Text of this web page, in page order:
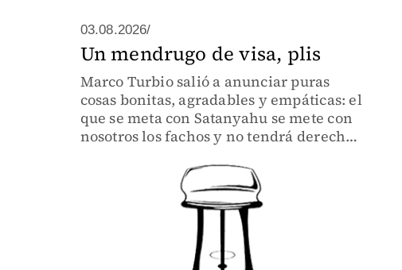
03.08.2026/
Un mendrugo de visa, plis
Marco Turbio salió a anunciar puras
cosas bonitas, agradables y empáticas: el
que se meta con Satanyahu se mete con
nosotros los fachos y no tendrá derecho
de Trumplandia